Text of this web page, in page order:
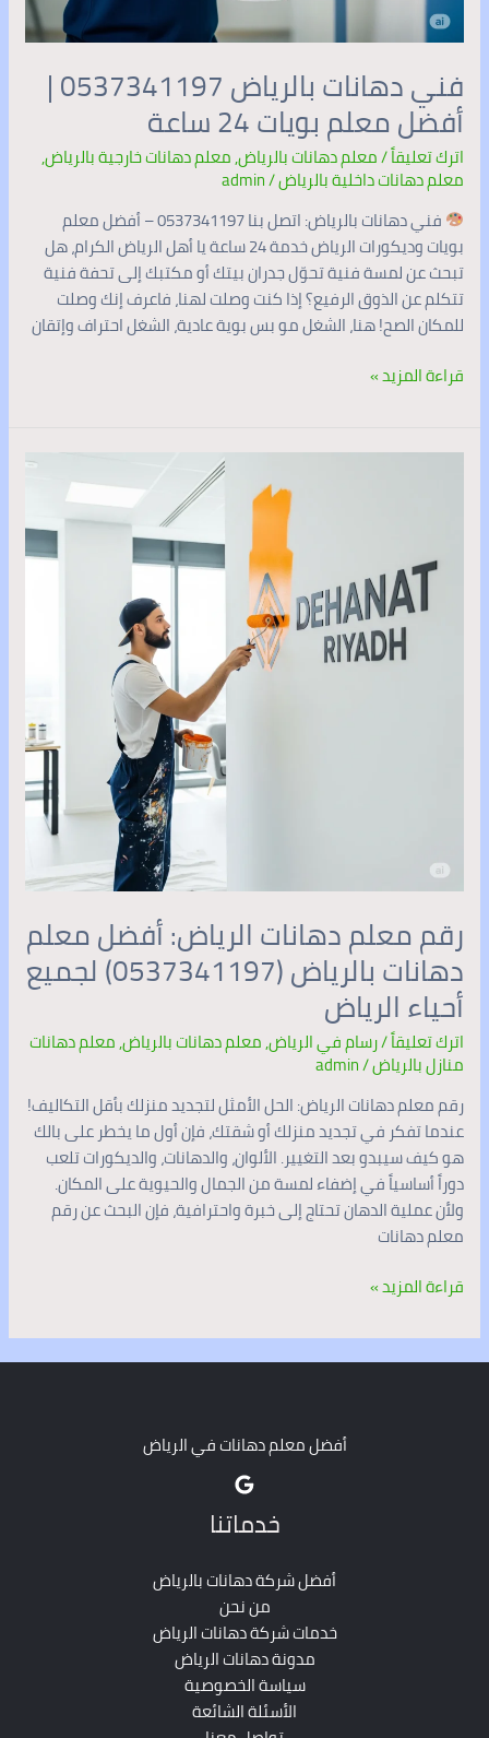
فني دهانات بالرياض 0537341197 |
أفضل معلم بويات 24 ساعة
اترك تعليقاً/معلم دهانات بالرياض,معلم دهانات خارجية بالرياض,
معلم دهانات داخلية بالرياض/
admin
فني دهانات بالرياض: اتصل بنا 0537341197 – أفضل معلم
بويات وديكورات الرياض خدمة 24 ساعة يا أهل الرياض الكرام، هل
تبحث عن لمسة فنية تحوّل جدران بيتك أو مكتبك إلى تحفة فنية
تتكلم عن الذوق الرفيع؟ إذا كنت وصلت لهنا، فاعرف إنك وصلت
للمكان الصح! هنا، الشغل مو بس بوية عادية، الشغل احتراف وإتقان
قراءة المزيد »
رقم معلم دهانات الرياض: أفضل معلم
دهانات بالرياض (0537341197) لجميع
أحياء الرياض
اترك تعليقاً/رسام في الرياض,معلم دهانات بالرياض,معلم دهانات
منازل بالرياض/
admin
رقم معلم دهانات الرياض: الحل الأمثل لتجديد منزلك بأقل التكاليف!
عندما تفكر في تجديد منزلك أو شقتك، فإن أول ما يخطر على بالك
هو كيف سيبدو بعد التغيير. الألوان، والدهانات، والديكورات تلعب
دوراً أساسياً في إضفاء لمسة من الجمال والحيوية على المكان.
ولأن عملية الدهان تحتاج إلى خبرة واحترافية، فإن البحث عن رقم
معلم دهانات
أفضل
دهانات
قراءة المزيد »
أفضل معلم دهانات في الرياض
خدماتنا
أفضل شركة دهانات بالرياض
من نحن
خدمات شركة دهانات الرياض
مدونة دهانات الرياض
سياسة الخصوصية
الأسئلة الشائعة